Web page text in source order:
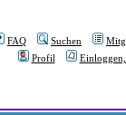
FAQ Suchen
Profil